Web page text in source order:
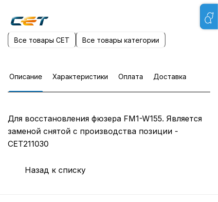
Все товары CET Все товары категории
Описание Характеристики Оплата Доставка
Для восстановления фюзера FM1-W155. Является
заменой снятой с производства позиции -
CET211030
Назад к списку